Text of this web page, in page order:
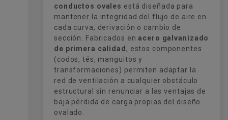
conductos ovales está diseñada para
mantener la integridad del flujo de aire en
cada curva, derivación o cambio de
sección. Fabricados enacero galvanizado
de primera calidad , estos componentes
(codos, tés, manguitos y
transformaciones) permiten adaptar la
red de ventilación a cualquier obstáculo
estructural sin renunciar a las ventajas de
baja pérdida de carga propias del diseño
ovalado.